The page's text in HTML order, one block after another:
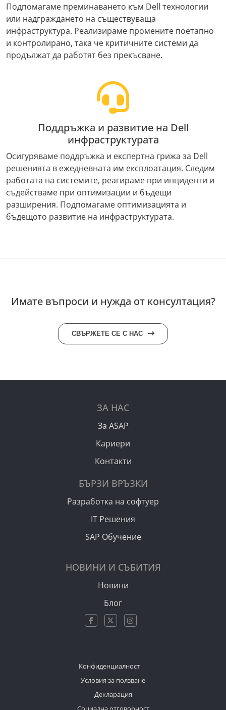
Подпомагаме преминаването към Dell технологии
или надграждането на съществуваща
инфраструктура. Реализираме промените поетапно
и контролирано, така че критичните системи да
продължат да работят без прекъсване.
Поддръжка и развитие на Dell
инфраструктурата
Осигуряваме поддръжка и експертна грижа за Dell
решенията в ежедневната им експлоатация. Следим
работата на системите, реагираме при инциденти и
съдействаме при оптимизации и бъдещи
разширения. Подпомагаме оптимизацията и
бъдещото развитие на инфраструктурата.
Имате въпроси и нужда от консултация?
СВЪРЖЕТЕ СЕ С НАС
ЗА НАС
За ASAP
Кариери
Контакти
БЪРЗИ ВРЪЗКИ
Разработка на софтуер
IT Решения
SAP Обучение
НОВИНИ И СЪБИТИЯ
Новини
Блог
Конфиденциалност
Условия за ползване
Декларация